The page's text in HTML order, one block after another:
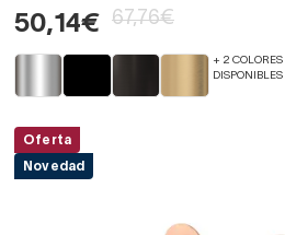
50,14€ 67,76€
+ 2 COLORES
DISPONIBLES
Oferta
Novedad